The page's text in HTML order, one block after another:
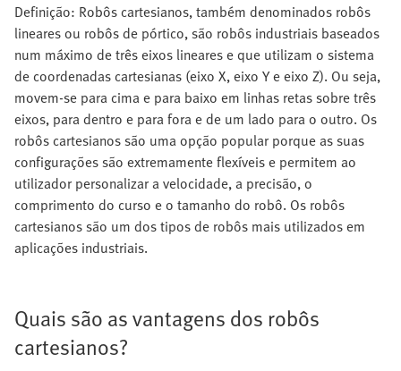
Definição: Robôs cartesianos, também denominados robôs
lineares ou robôs de pórtico, são robôs industriais baseados
num máximo de três eixos lineares e que utilizam o sistema
de coordenadas cartesianas (eixo X, eixo Y e eixo Z). Ou seja,
movem-se para cima e para baixo em linhas retas sobre três
eixos, para dentro e para fora e de um lado para o outro. Os
robôs cartesianos são uma opção popular porque as suas
configurações são extremamente flexíveis e permitem ao
utilizador personalizar a velocidade, a precisão, o
comprimento do curso e o tamanho do robô. Os robôs
cartesianos são um dos tipos de robôs mais utilizados em
aplicações industriais.
Quais são as vantagens dos robôs
cartesianos?